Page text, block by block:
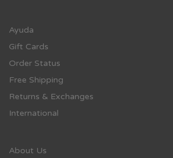
Ayuda
Gift Cards
Order Status
Free Shipping
Returns & Exchanges
International
About Us